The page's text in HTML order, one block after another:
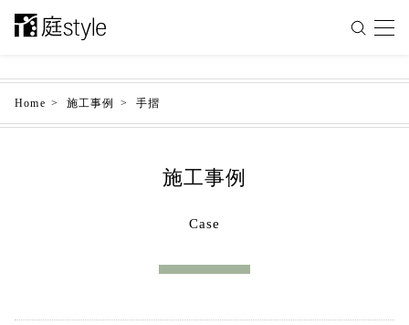
Home 施工事例 手摺
施工事例
Case